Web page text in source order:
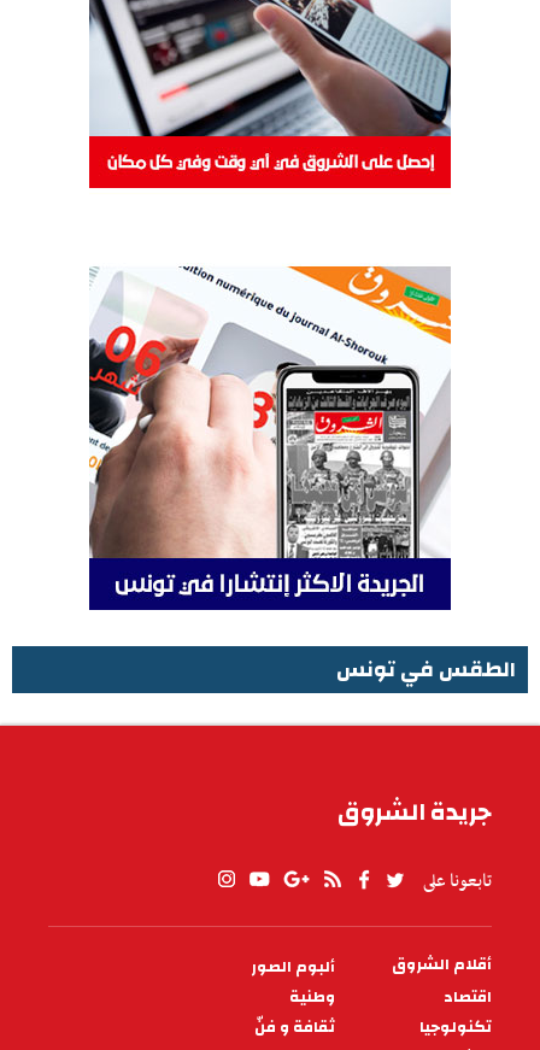
الطقس في تونس
جريدة الشروق
تابعونا على
PIED
DE
PAGE
أقلام الشروق
ألبوم الصور
اقتصاد
وطنية
تكنولوجيا
ثقافة و فنّ